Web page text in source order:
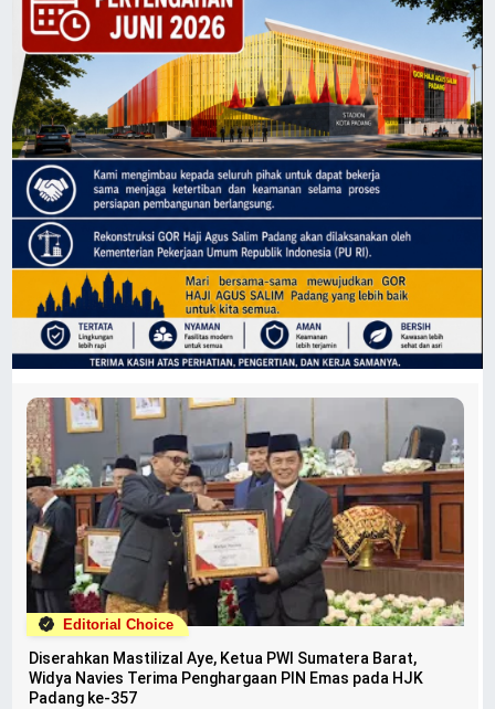
Editorial Choice
Diserahkan Mastilizal Aye, Ketua PWI Sumatera Barat,
Widya Navies Terima Penghargaan PIN Emas pada HJK
Padang ke-357